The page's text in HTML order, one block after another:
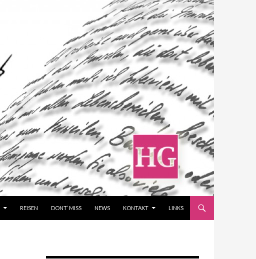
REISEN DONT‘ MISS NEWS KONTAKT LINKS